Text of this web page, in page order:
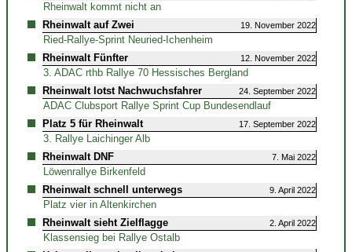
Rheinwalt kommt nicht an
Rheinwalt auf Zwei
19. November 2022
Ried-Rallye-Sprint Neuried-Ichenheim
Rheinwalt Fünfter
12. November 2022
3. ADAC rthb Rallye 70 Hessisches Bergland
Rheinwalt lotst Nachwuchsfahrer
24. September 2022
ADAC Clubsport Rallye Sprint Cup Bundesendlauf
Platz 5 für Rheinwalt
17. September 2022
3. Rallye Laichinger Alb
Rheinwalt DNF
7. Mai 2022
Löwenrallye Birkenfeld
Rheinwalt schnell unterwegs
9. April 2022
Platz vier in Altenkirchen
Rheinwalt sieht Zielflagge
2. April 2022
Klassensieg bei Rallye Ostalb